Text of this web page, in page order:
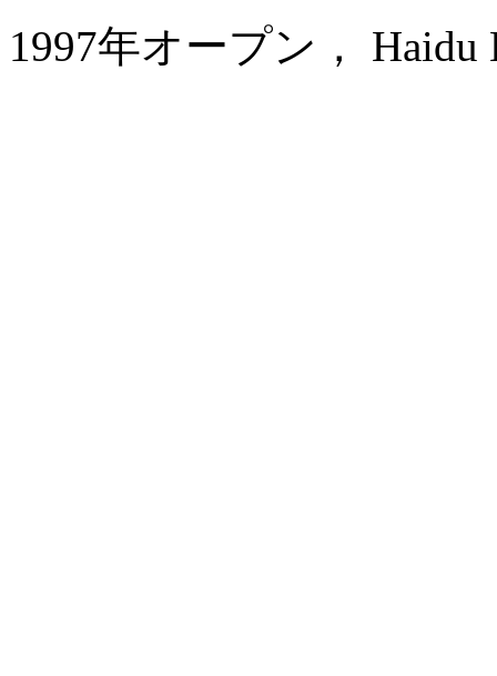
1997年オープン， Haidu